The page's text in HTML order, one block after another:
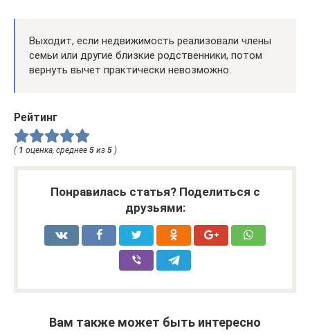
Выходит, если недвижимость реализовали члены
семьи или другие близкие родственники, потом
вернуть вычет практически невозможно.
Рейтинг
( 1 оценка, среднее 5 из 5 )
Понравилась статья? Поделиться с
друзьями:
Вам также может быть интересно